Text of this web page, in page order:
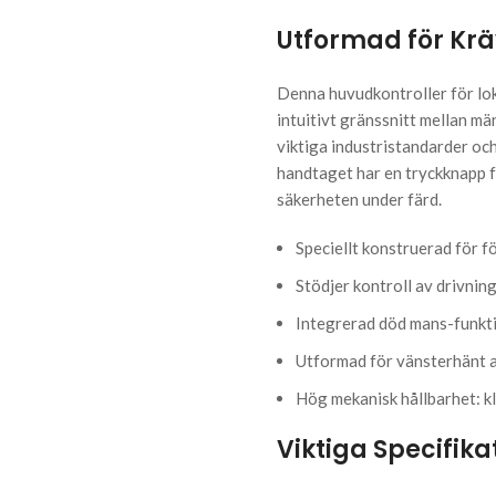
Utformad för
Denna huvudkontroller för
intuitivt gränssnitt mellan
viktiga industristandarder
handtaget har en
säkerheten under färd.
Speciellt konstruerad för
Stödjer kontroll av
Integrerad död mans-
Utformad för vänsterhänt
Hög mekanisk hållbarhet:
Viktiga